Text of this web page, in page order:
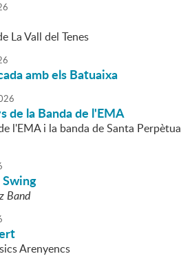
La Vall del Tenes
amb els Batuaixa
de la Banda de l'EMA
l'EMA i la banda de Santa Perpètua
Band
Arenyencs